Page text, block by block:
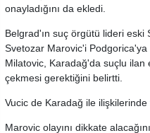
onayladığını da ekledi.
Belgrad'ın suç örgütü lideri eski
Svetozar Marovic'i
Milatovic, Karadağ'da suçlu ilan
çekmesi gerektiğini belirtti.
Vucic de Karadağ ile ilişkilerinde
Marovic olayını dikkate